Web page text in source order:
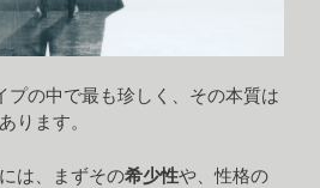
プの中で最も珍しく、その本質は
ります。
は、まずその希少性や、性格の